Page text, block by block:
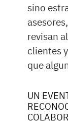
sino
revisan
clientes
que
UN